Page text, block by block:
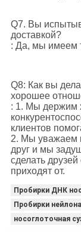
Q7. Вы
доставкой?
: Да, мы имеем
Q8: Как вы
хорошее
: 1. Мы держим
клиентов
2. Мы уважаем
друг и мы
сделать
приходят от.
Пробирки ДНК
Пробирки
носоглоточная